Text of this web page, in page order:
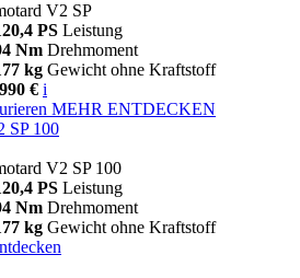
V2 SP
PS Leistung
Nm Drehmoment
kg Gewicht ohne Kraftstoff
€ i
MEHR ENTDECKEN
SP 100
V2 SP 100
PS Leistung
Nm Drehmoment
kg Gewicht ohne Kraftstoff